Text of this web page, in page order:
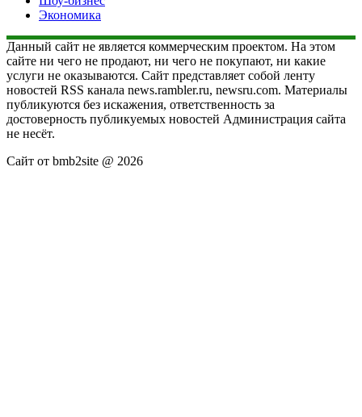
Экономика
Данный сайт не является коммерческим проектом. На этом
сайте ни чего не продают, ни чего не покупают, ни какие
услуги не оказываются. Сайт представляет собой ленту
новостей RSS канала news.rambler.ru, newsru.com. Материалы
публикуются без искажения, ответственность за
достоверность публикуемых новостей Администрация сайта
не несёт.
Сайт от bmb2site @ 2026